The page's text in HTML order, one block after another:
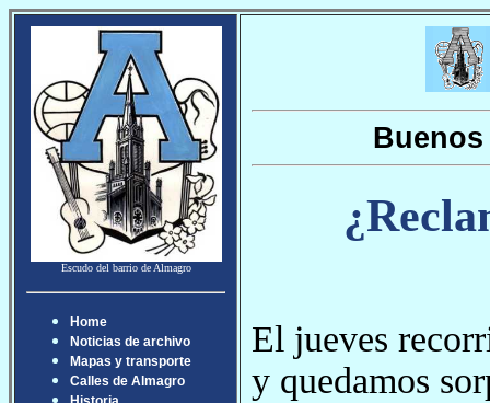
Escudo del barrio de Almagro
Home
Noticias de archivo
Mapas y transporte
Calles de Almagro
El jueves
y quedamos